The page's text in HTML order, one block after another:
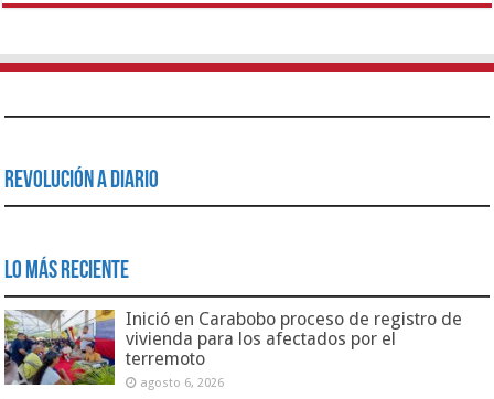
Revolución a Diario
Lo Más Reciente
Inició en Carabobo proceso de registro de
vivienda para los afectados por el
terremoto
agosto 6, 2026